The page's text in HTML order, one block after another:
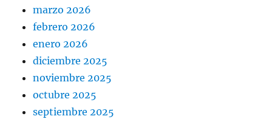
marzo 2026
febrero 2026
enero 2026
diciembre 2025
noviembre 2025
octubre 2025
septiembre 2025